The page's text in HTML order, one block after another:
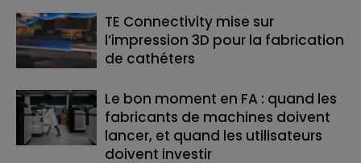
TE Connectivity mise sur
l’impression 3D pour la fabrication
de cathéters
Le bon moment en FA : quand les
fabricants de machines doivent
lancer, et quand les utilisateurs
doivent investir